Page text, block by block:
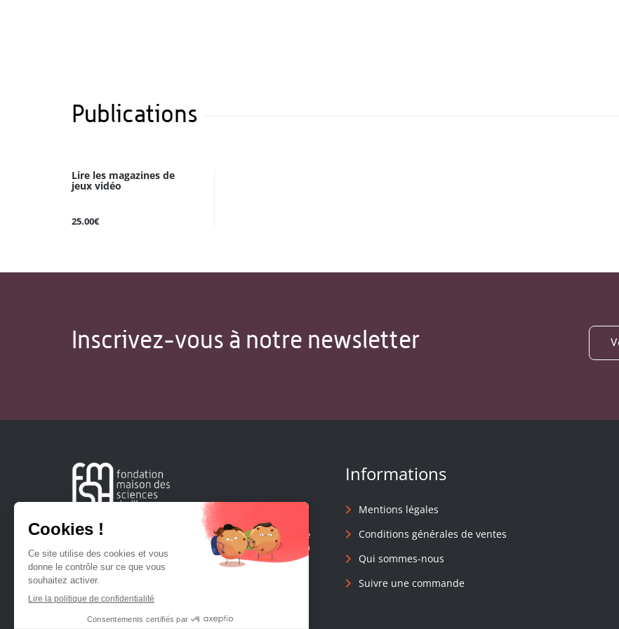
Publications
Lire les magazines de
jeux vidéo
25.00€
Inscrivez-vous à notre newsletter
Créée en 1963, la Fondation Maison Sciences de l'Homme
soutient la recherche et la diffusion des connaissances en
sciences humaines et sociales.
Informations
Mentions légales
Conditions générales de ventes
Qui sommes-nous
Suivre une commande